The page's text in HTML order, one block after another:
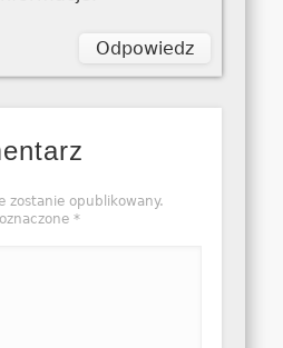
Odpowiedz
zostanie opublikowany.
*